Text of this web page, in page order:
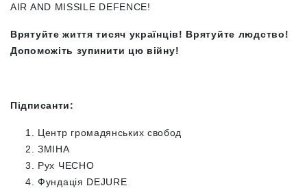
AIR AND MISSILE DEFENCE!
Врятуйте життя тисяч українців! Врятуйте людство!
Допоможіть зупинити цю війну!
Підписанти:
Центр громадянських свобод
ЗМІНА
Рух ЧЕСНО
Фундація DEJURE